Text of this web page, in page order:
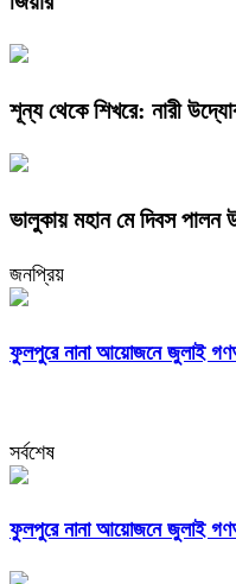
শূন্য থেকে শিখরে: নারী
ভালুকায় মহান মে দিবস পালন
জনপ্রিয়
ফুলপুরে নানা আয়োজনে জুলাই
সর্বশেষ
ফুলপুরে নানা আয়োজনে জুলাই